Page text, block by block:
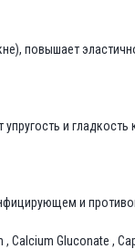
повышает
и гладкость
и
Gluconate ,